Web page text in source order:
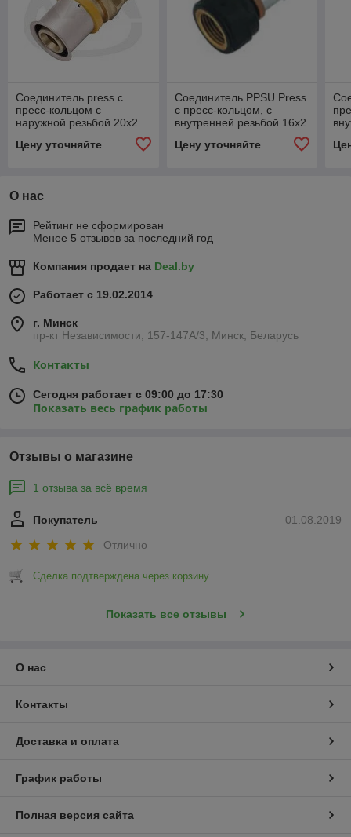
Соединитель press с
пресс-кольцом с
наружной резьбой 20x2
Цену уточняйте
Соединитель PPSU Press
с пресс-кольцом, с
внутренней резьбой 16x2
Цену уточняйте
О нас
Рейтинг не сформирован
Менее 5 отзывов за последний год
Компания продает на Deal.by
Работает с 19.02.2014
г. Минск
пр-кт Независимости, 157-147А/3, Минск, Беларусь
Контакты
Сегодня работает с 09:00 до 17:30
Показать весь график работы
Отзывы о магазине
1 отзыва за всё время
01.08.2019
Покупатель
Отлично
Сделка подтверждена через корзину
Показать все отзывы
О нас
Контакты
Доставка и оплата
График работы
Полная версия сайта